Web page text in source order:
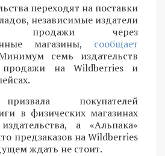
переходят на поставки
независимые издатели
продажи через
магазины, сообщает
семь издательств
продажи на Wildberries и
покупателей
в физических магазинах
а «Альпака»
предзаказов на Wildberries
ждать не стоит.